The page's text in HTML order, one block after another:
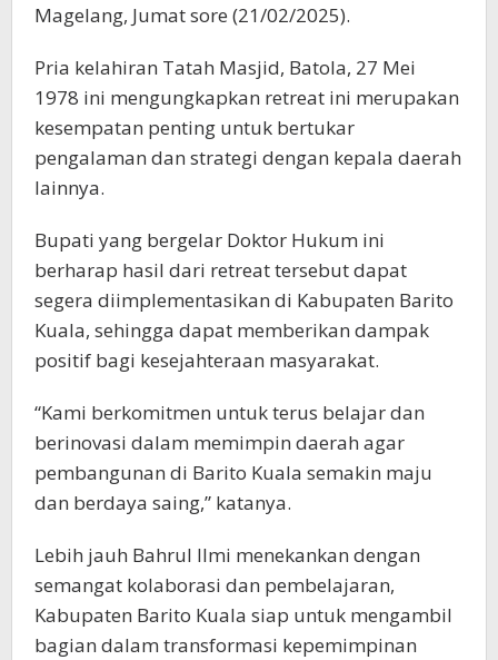
Magelang, Jumat sore (21/02/2025).
Pria kelahiran Tatah Masjid, Batola, 27 Mei
1978 ini mengungkapkan retreat ini merupakan
kesempatan penting untuk bertukar
pengalaman dan strategi dengan kepala daerah
lainnya.
Bupati yang bergelar Doktor Hukum ini
berharap hasil dari retreat tersebut dapat
segera diimplementasikan di Kabupaten Barito
Kuala, sehingga dapat memberikan dampak
positif bagi kesejahteraan masyarakat.
“Kami berkomitmen untuk terus belajar dan
berinovasi dalam memimpin daerah agar
pembangunan di Barito Kuala semakin maju
dan berdaya saing,” katanya.
Lebih jauh Bahrul Ilmi menekankan dengan
semangat kolaborasi dan pembelajaran,
Kabupaten Barito Kuala siap untuk mengambil
bagian dalam transformasi kepemimpinan